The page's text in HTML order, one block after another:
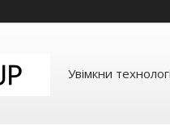
Увімкни